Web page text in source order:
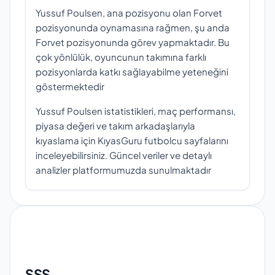
Yussuf Poulsen, ana pozisyonu olan Forvet
pozisyonunda oynamasına rağmen, şu anda
Forvet pozisyonunda görev yapmaktadır. Bu
çok yönlülük, oyuncunun takımına farklı
pozisyonlarda katkı sağlayabilme yeteneğini
göstermektedir
Yussuf Poulsen istatistikleri, maç performansı,
piyasa değeri ve takım arkadaşlarıyla
kıyaslama için KıyasGuru futbolcu sayfalarını
inceleyebilirsiniz. Güncel veriler ve detaylı
analizler platformumuzda sunulmaktadır